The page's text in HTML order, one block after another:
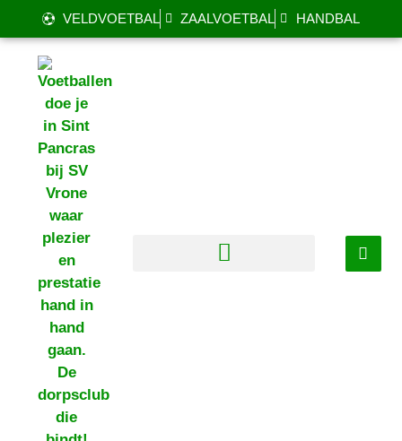
VELDVOETBAL ZAALVOETBAL HANDBAL